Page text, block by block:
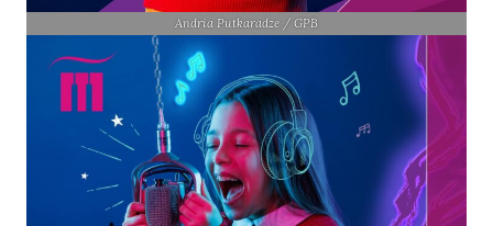
Andria Putkaradze / GPB